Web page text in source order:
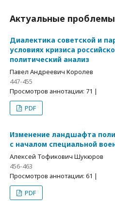
Актуальные
Диалектика советской и
условиях кризиса
политический анализ
Павел Андреевич Королев
447-455
Просмотров аннотации: 71 |
PDF
Изменение ландшафта
с началом специальной
Алексей Тофикович Шукюров
456-463
Просмотров аннотации: 61 |
PDF